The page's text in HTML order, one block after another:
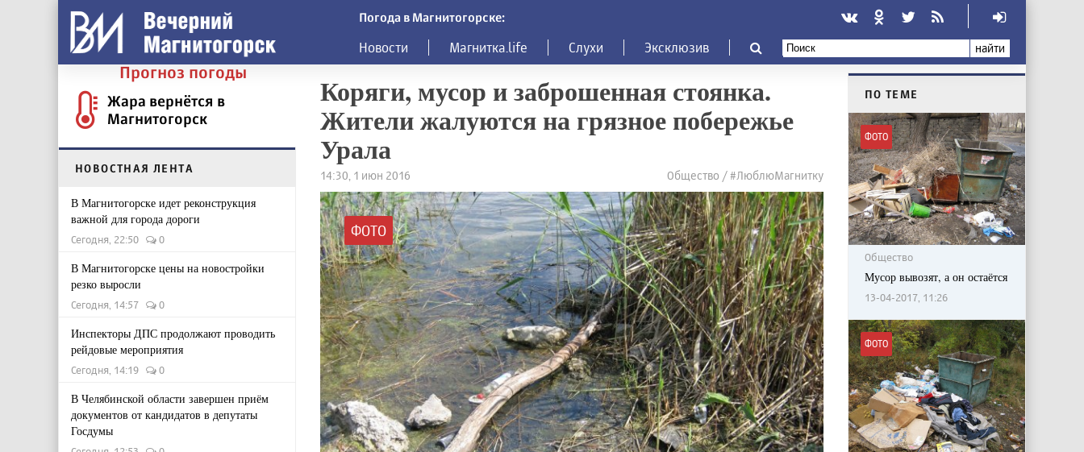
Погода в Магнитогорске:
Новости Магнитка.life Слухи Эксклюзив найти
Прогноз погоды
Жара вернётся в
Магнитогорск
НОВОСТНАЯ ЛЕНТА
В Магнитогорске идет реконструкция
важной для города дороги
Сегодня, 22:50 0
В Магнитогорске цены на новостройки
резко выросли
Сегодня, 14:57 0
Инспекторы ДПС продолжают проводить
рейдовые мероприятия
Сегодня, 14:19 0
В Челябинской области завершен приём
документов от кандидатов в депутаты
Госдумы
Коряги, мусор и заброшенная стоянка.
Жители жалуются на грязное побережье
Урала
14:30, 1 июн 2016 Общество / #ЛюблюМагнитку
ФОТО
ПО ТЕМЕ
ФОТО
Общество
Мусор вывозят, а он остаётся
13-04-2017, 11:26
ФОТО